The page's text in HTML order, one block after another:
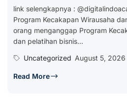
link selengkapnya :
Program Kecakapan Wirausaha
orang menganggap Program
dan pelatihan bisnis...
Uncategorized August 5, 2026
Read More